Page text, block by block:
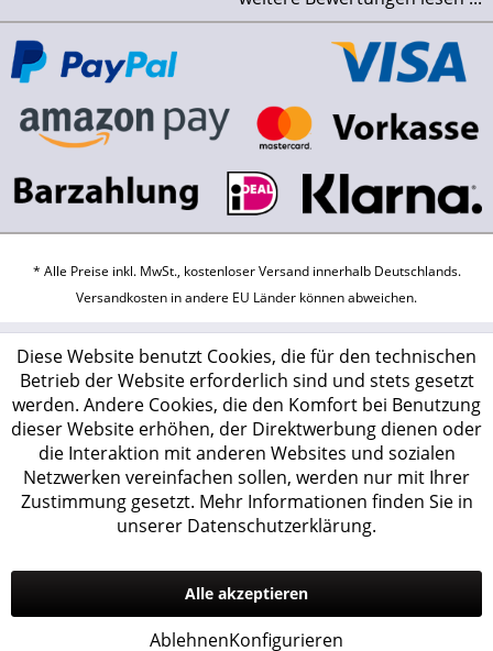
* Alle Preise inkl. MwSt., kostenloser Versand innerhalb Deutschlands.
Versandkosten in andere EU Länder können abweichen.
Diese Website benutzt Cookies, die für den technischen
Betrieb der Website erforderlich sind und stets gesetzt
werden. Andere Cookies, die den Komfort bei Benutzung
dieser Website erhöhen, der Direktwerbung dienen oder
die Interaktion mit anderen Websites und sozialen
Netzwerken vereinfachen sollen, werden nur mit Ihrer
Zustimmung gesetzt. Mehr Informationen finden Sie in
unserer Datenschutzerklärung.
Alle akzeptieren
AblehnenKonfigurieren